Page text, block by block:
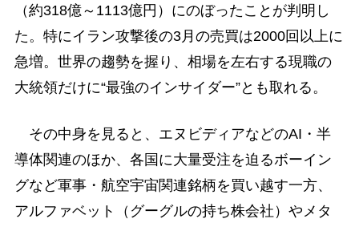
（約318億～1113億円）にのぼったことが判明し
た。特にイラン攻撃後の3月の売買は2000回以上に
急増。世界の趨勢を握り、相場を左右する現職の
大統領だけに“最強のインサイダー”とも取れる。
その中身を見ると、エヌビディアなどのAI・半
導体関連のほか、各国に大量受注を迫るボーイン
グなど軍事・航空宇宙関連銘柄を買い越す一方、
アルファベット（グーグルの持ち株会社）やメタ